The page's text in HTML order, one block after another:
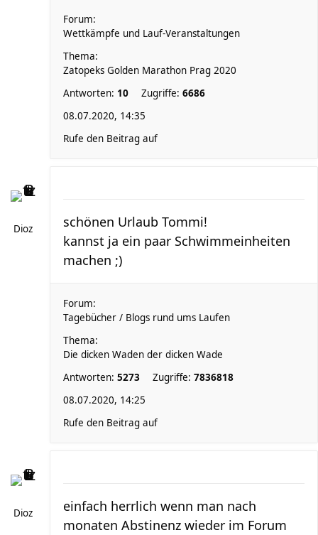
Forum:
Wettkämpfe und Lauf-Veranstaltungen
Thema:
Zatopeks Golden Marathon Prag 2020
Antworten: 10 Zugriffe: 6686
08.07.2020, 14:35
Rufe den Beitrag auf
Dioz
schönen Urlaub Tommi!
kannst ja ein paar Schwimmeinheiten
machen ;)
Forum:
Tagebücher / Blogs rund ums Laufen
Thema:
Die dicken Waden der dicken Wade
Antworten: 5273 Zugriffe: 7836818
08.07.2020, 14:25
Rufe den Beitrag auf
Dioz
einfach herrlich wenn man nach
monaten Abstinenz wieder im Forum